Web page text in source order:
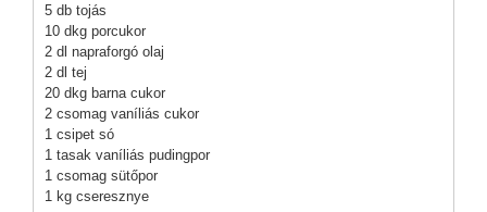
5 db tojás
10 dkg porcukor
2 dl napraforgó olaj
2 dl tej
20 dkg barna cukor
2 csomag vaníliás cukor
1 csipet só
1 tasak vaníliás pudingpor
1 csomag sütőpor
1 kg cseresznye